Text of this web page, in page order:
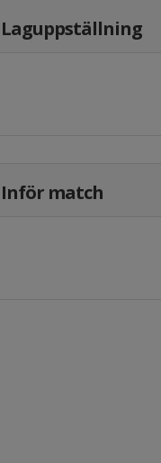
Laguppställning
Inför match